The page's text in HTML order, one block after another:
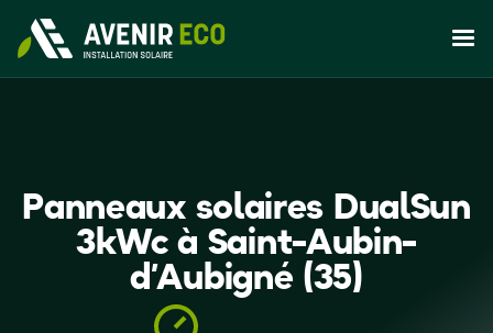
Panneaux solaires DualSun
3kWc à Saint-Aubin-
d’Aubigné (35)